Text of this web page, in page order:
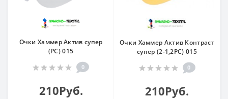
Очки Хаммер Актив супер
(РС) 015
0
210Руб.
Очки Хаммер Актив Контраст
супер (2-1,2РС) 015
0
210Руб.